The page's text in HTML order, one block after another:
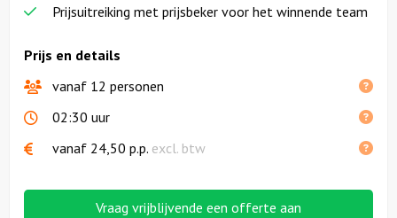
Prijs en details
vanaf 12 personen
02:30 uur
vanaf 24,50 p.p. excl. btw
Prijsuitreiking met prijsbeker voor het winnende team
Vraag vrijblijvende een offerte aan